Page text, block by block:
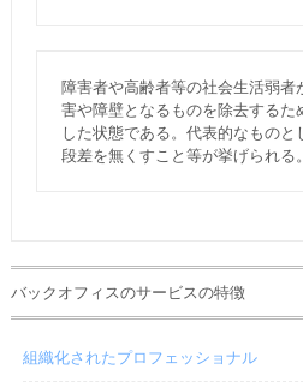
障害者や高齢者等の社会生活弱者
害や障壁となるものを除去するた
した状態である。代表的なもの
段差を無くすこと等が挙げられる。
バックオフィスのサービスの特徴
組織化されたプロフェッショナル